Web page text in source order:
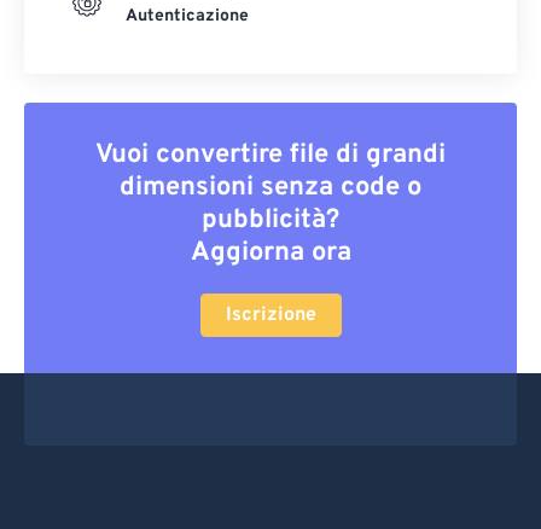
Autenticazione
Vuoi convertire file di grandi
dimensioni senza code o
pubblicità?
Aggiorna ora
Iscrizione